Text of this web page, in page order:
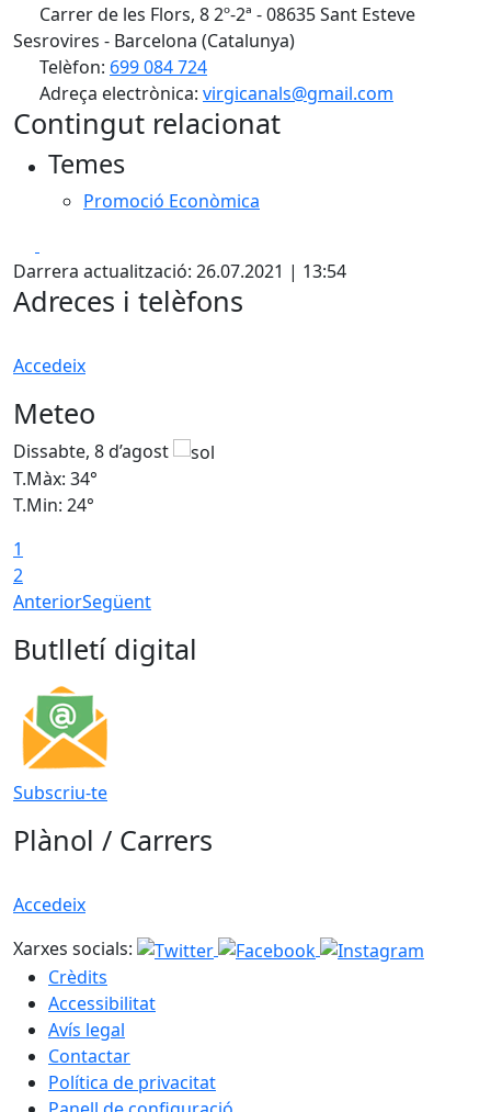
Carrer de les Flors, 8 2º-2ª - 08635 Sant Esteve
Sesrovires - Barcelona (Catalunya)
Telèfon: 699 084 724
Adreça electrònica: virgicanals@gmail.com
Contingut relacionat
Temes
Promoció Econòmica
Darrera actualització: 26.07.2021 | 13:54
Adreces i telèfons
Accedeix
Meteo
Dissabte, 8 d’agost
T.Màx: 34°
T.Min: 24°
1
2
AnteriorSegüent
Butlletí digital
Subscriu-te
Plànol / Carrers
Accedeix
Xarxes socials:
Crèdits
Accessibilitat
Avís legal
Contactar
Política de privacitat